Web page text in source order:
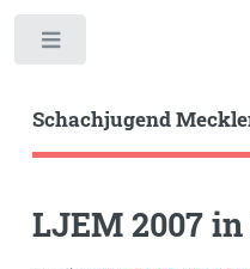
Schachjugend
LJEM 2007